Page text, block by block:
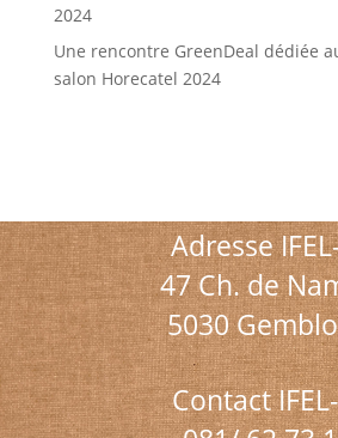
2024
Une rencontre GreenDeal dédiée
salon Horecatel 2024
Adresse
47 Ch. de
5030
Contact